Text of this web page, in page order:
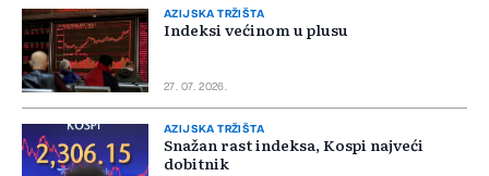
AZIJSKA TRŽIŠTA
Indeksi većinom u plusu
27. 07. 2026.
AZIJSKA TRŽIŠTA
Snažan rast indeksa, Kospi najveći
dobitnik